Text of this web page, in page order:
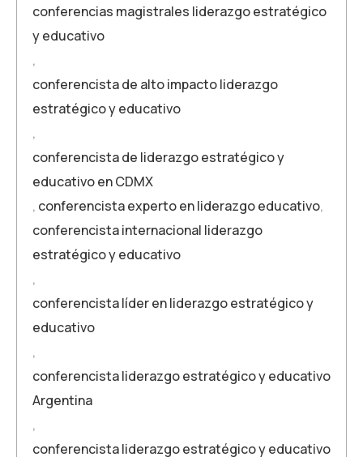
conferencias magistrales liderazgo estratégico
y educativo
,
conferencista de alto impacto liderazgo
estratégico y educativo
,
conferencista de liderazgo estratégico y
educativo en CDMX
, conferencista experto en liderazgo educativo,
conferencista internacional liderazgo
estratégico y educativo
,
conferencista líder en liderazgo estratégico y
educativo
,
conferencista liderazgo estratégico y educativo
Argentina
,
conferencista liderazgo estratégico y educativo